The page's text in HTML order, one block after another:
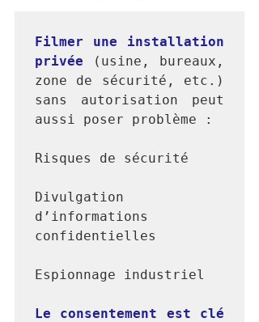
Filmer une installation
privée (usine, bureaux,
zone de sécurité, etc.)
sans autorisation peut
aussi poser problème :
Risques de sécurité
Divulgation
d’informations
confidentielles
Espionnage industriel
Le consentement est clé